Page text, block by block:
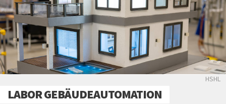
HSHL
LABOR GEBÄUDEAUTOMATION